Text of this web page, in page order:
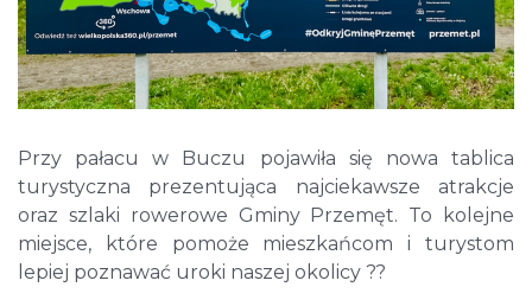
Przy pałacu w Buczu pojawiła się nowa tablica
turystyczna prezentująca najciekawsze atrakcje
oraz szlaki rowerowe Gminy Przemęt. To kolejne
miejsce, które pomoże mieszkańcom i turystom
lepiej poznawać uroki naszej okolicy ??️